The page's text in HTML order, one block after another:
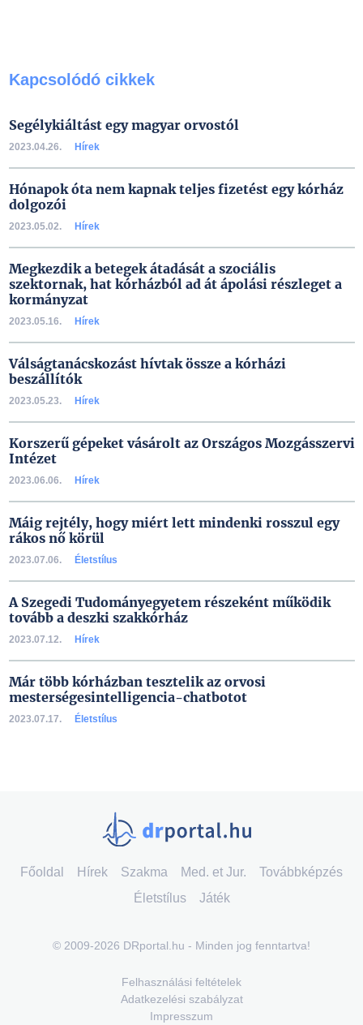
Kapcsolódó cikkek
Segélykiáltást egy magyar orvostól
2023.04.26. Hírek
Hónapok óta nem kapnak teljes fizetést egy kórház
dolgozói
2023.05.02. Hírek
Megkezdik a betegek átadását a szociális
szektornak, hat kórházból ad át ápolási részleget a
kormányzat
2023.05.16. Hírek
Válságtanácskozást hívtak össze a kórházi
beszállítók
2023.05.23. Hírek
Korszerű gépeket vásárolt az Országos Mozgásszervi
Intézet
2023.06.06. Hírek
Máig rejtély, hogy miért lett mindenki rosszul egy
rákos nő körül
2023.07.06. Életstílus
A Szegedi Tudományegyetem részeként működik
tovább a deszki szakkórház
2023.07.12. Hírek
Már több kórházban tesztelik az orvosi
mesterségesintelligencia-chatbotot
2023.07.17. Életstílus
Főoldal Hírek Szakma Med. et Jur.
Továbbképzés
Életstílus
Játék
© 2009-2026 DRportal.hu - Minden jog fenntartva!
Felhasználási feltételek
Adatkezelési szabályzat
Impresszum